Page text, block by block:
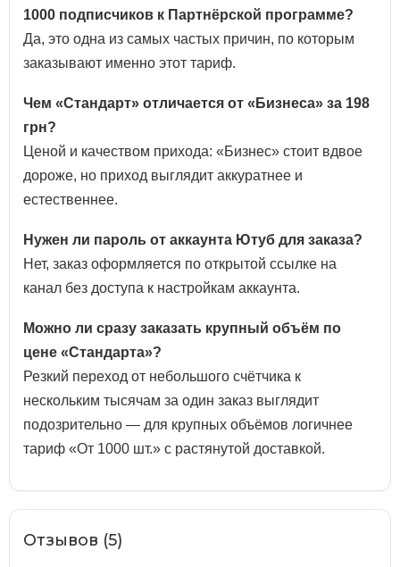
1000 подписчиков к Партнёрской программе?
Да, это одна из самых частых причин, по которым
заказывают именно этот тариф.
Чем «Стандарт» отличается от «Бизнеса» за 198
грн?
Ценой и качеством прихода: «Бизнес» стоит вдвое
дороже, но приход выглядит аккуратнее и
естественнее.
Нужен ли пароль от аккаунта Ютуб для заказа?
Нет, заказ оформляется по открытой ссылке на
канал без доступа к настройкам аккаунта.
Можно ли сразу заказать крупный объём по
цене «Стандарта»?
Резкий переход от небольшого счётчика к
нескольким тысячам за один заказ выглядит
подозрительно — для крупных объёмов логичнее
тариф «От 1000 шт.» с растянутой доставкой.
Отзывов (5)